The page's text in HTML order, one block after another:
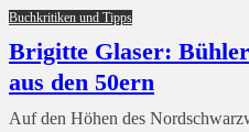
Buchkritiken und Tipps
Brigitte Glaser:
aus den 50ern
Auf den Höhen des